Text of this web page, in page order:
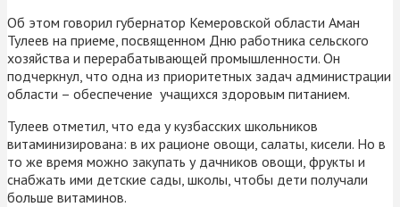
Об этом говорил губернатор Кемеровской области Аман
Тулеев на приеме, посвященном Дню работника сельского
хозяйства и перерабатывающей промышленности. Он
подчеркнул, что одна из приоритетных задач администрации
области – обеспечение учащихся здоровым питанием.
Тулеев отметил, что еда у кузбасских школьников
витаминизирована: в их рационе овощи, салаты, кисели. Но в
то же время можно закупать у дачников овощи, фрукты и
снабжать ими детские сады, школы, чтобы дети получали
больше витаминов.